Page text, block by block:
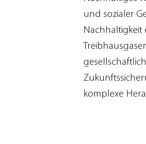
und sozialer
Nachhaltigkeit
komplexe